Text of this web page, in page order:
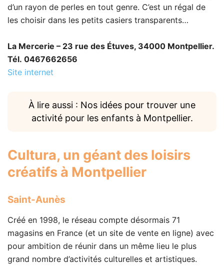
d’un rayon de perles en tout genre. C’est un régal de
les choisir dans les petits casiers transparents…
La Mercerie – 23 rue des Étuves, 34000 Montpellier.
Tél. 0467662656
Site internet
À lire aussi : Nos idées pour trouver une
activité pour les enfants à Montpellier.
Cultura, un géant des loisirs
créatifs à Montpellier
Saint-Aunès
Créé en 1998, le réseau compte désormais 71
magasins en France (et un site de vente en ligne) avec
pour ambition de réunir dans un même lieu le plus
grand nombre d’activités culturelles et artistiques.